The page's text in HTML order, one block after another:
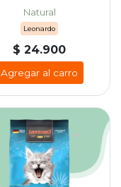
Natural
Leonardo
$ 24.900
Agregar al carro